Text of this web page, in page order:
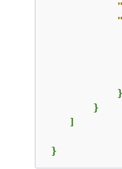
            }
        }
    ]
}